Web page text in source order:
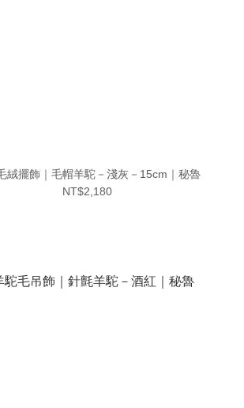
絨擺飾｜毛帽羊駝－淺灰－15cm｜秘魯
NT$2,180